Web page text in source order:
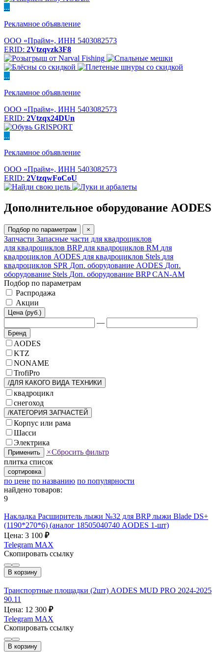
...
Рекламное объявление
ООО «Прайм», ИНН 5403082573
ERID: 2Vtzqvzk3F8
...
Рекламное объявление
ООО «Прайм», ИНН 5403082573
ERID: 2Vtzqx24DUn
...
Рекламное объявление
ООО «Прайм», ИНН 5403082573
ERID: 2VtzqwFoCoU
Дополнительное оборудование AODES
Подбор по параметрам ×
Запчасти Запасные части для квадроциклов
для квадроциклов BRP для квадроциклов RM для
квадроциклов AODES для квадроциклов Stels для
квадроциклов SPR Доп. оборудование AODES Доп.
оборудование Stels Доп. оборудование BRP CAN-AM
Подбор по параметрам
Распродажа
Акции
Цена (руб.)
—
Бренд
AODES
KTZ
NONAME
TrofiPro
/ДЛЯ КАКОГО ВИДА ТЕХНИКИ
квадроцикл
снегоход
/КАТЕГОРИЯ ЗАПЧАСТЕЙ
Корпус или рама
Шасси
Электрика
Применить ×Сбросить фильтр
плитка список
сортировка
по цене по названию по популярности
найдено товаров:
9
Накладка Расширитель лыжи №32 для BRP лыжи Blade DS+
(1190*270*6) (аналог 18505040740 AODES 1-шт)
Цена: 3 100 ₽
Telegram MAX
Скопировать ссылку
В корзину
Транспортные площадки (2шт) AODES MUD PRO 2024-2025
90.11
Цена: 12 300 ₽
Telegram MAX
Скопировать ссылку
В корзину